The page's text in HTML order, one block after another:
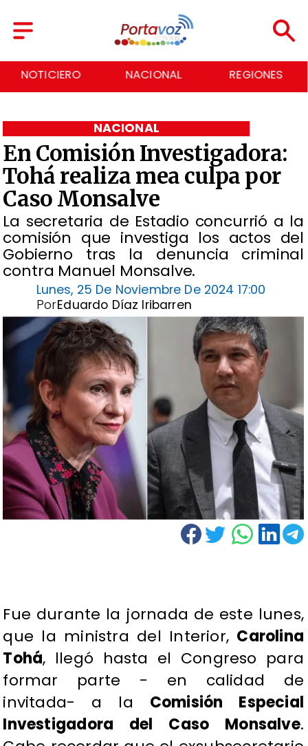
NACIONAL REGIONES ECONOMÍA
En Comisión Investigadora:
Tohá realiza mea culpa por
Caso Monsalve
​La secretaria de Estadio concurrió a la
comisión que investiga los actos del
Gobierno tras la denuncia criminal
contra Manuel Monsalve.
NACIONAL
Lunes, 25 De Noviembre De 2024 17:00
Eduardo Díaz Iribarren
Por
Fue durante la jornada de este lunes,
que la ministra del Interior, Carolina
Tohá, llegó hasta el Congreso para
formar parte - en calidad de
invitada- a la Comisión Especial
Investigadora del Caso Monsalve.